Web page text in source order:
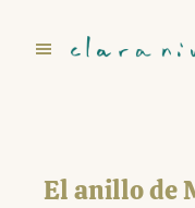
contenido
El anillo de